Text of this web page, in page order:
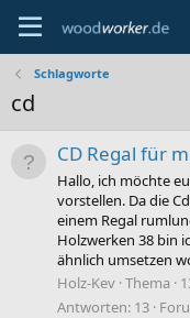
Schlagworte
cd
CD Regal für
Hallo, ich möchte
vorstellen. Da die
einem Regal
Holzwerken 38 bin
ähnlich umsetzen
Holz-Kev Thema
Antworten: 13